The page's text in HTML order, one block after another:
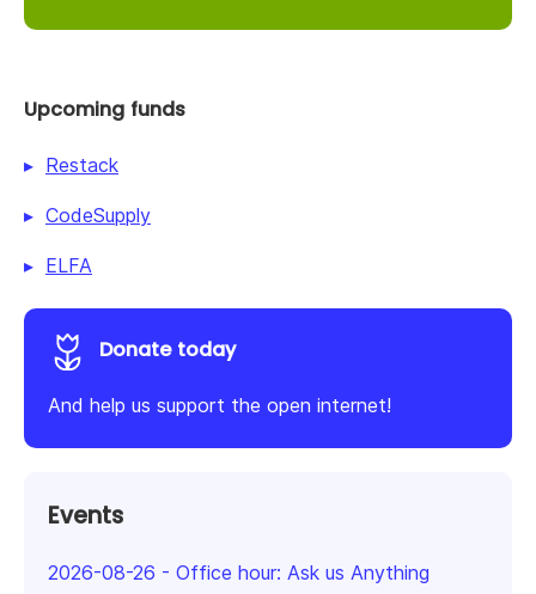
Upcoming funds
Restack
CodeSupply
ELFA
Donate today
And help us support the open internet!
Events
2026-08-26 - Office hour: Ask us Anything